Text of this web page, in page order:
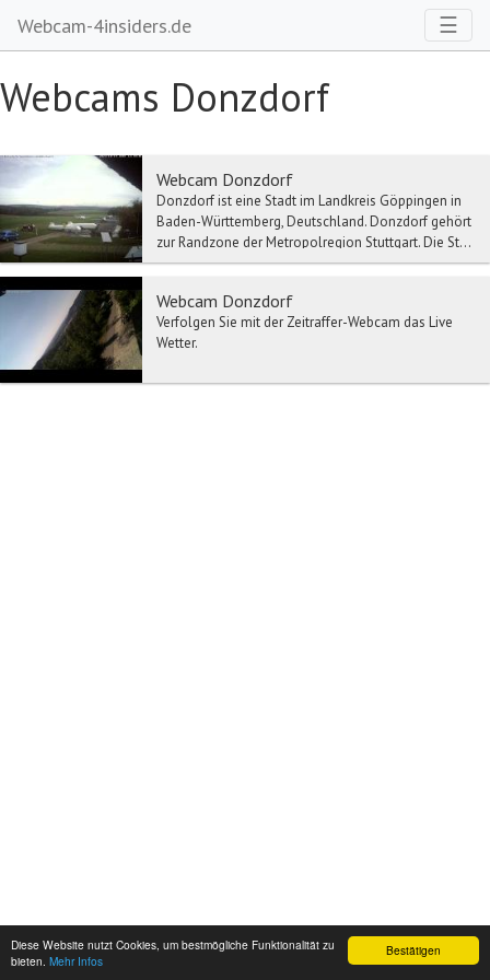
Bestätigen
Diese Website nutzt Cookies, um bestmögliche Funktionalität zu
bieten. Mehr Infos
Webcam-4insiders.de ☰
Webcams Donzdorf
Webcam Donzdorf
Donzdorf ist eine Stadt im Landkreis Göppingen in
Baden-Württemberg, Deutschland. Donzdorf gehört
zur Randzone der Metropolregion Stuttgart. Die St...
Webcam Donzdorf
Verfolgen Sie mit der Zeitraffer-Webcam das Live
Wetter.